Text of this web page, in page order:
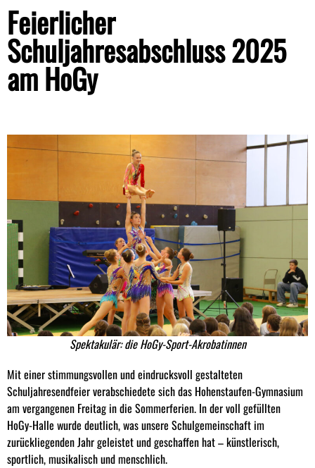
Feierlicher
Schuljahresabschluss 2025
am HoGy
Spektakulär: die HoGy-Sport-Akrobatinnen
Mit einer stimmungsvollen und eindrucksvoll gestalteten
Schuljahresendfeier verabschiedete sich das Hohenstaufen-Gymnasium
am vergangenen Freitag in die Sommerferien. In der voll gefüllten
HoGy-Halle wurde deutlich, was unsere Schulgemeinschaft im
zurückliegenden Jahr geleistet und geschaffen hat – künstlerisch,
sportlich, musikalisch und menschlich.